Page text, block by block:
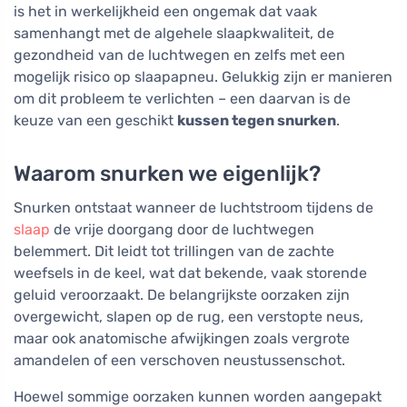
is het in werkelijkheid een ongemak dat vaak
samenhangt met de algehele slaapkwaliteit, de
gezondheid van de luchtwegen en zelfs met een
mogelijk risico op slaapapneu. Gelukkig zijn er manieren
om dit probleem te verlichten – een daarvan is de
keuze van een geschikt kussen tegen snurken.
Waarom snurken we eigenlijk?
Snurken ontstaat wanneer de luchtstroom tijdens de
slaap de vrije doorgang door de luchtwegen
belemmert. Dit leidt tot trillingen van de zachte
weefsels in de keel, wat dat bekende, vaak storende
geluid veroorzaakt. De belangrijkste oorzaken zijn
overgewicht, slapen op de rug, een verstopte neus,
maar ook anatomische afwijkingen zoals vergrote
amandelen of een verschoven neustussenschot.
Hoewel sommige oorzaken kunnen worden aangepakt